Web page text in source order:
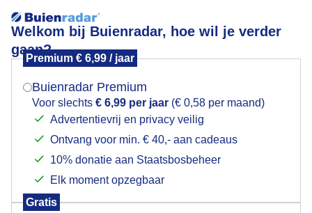
Welkom bij Buienradar, hoe wil je verder
gaan?
Premium € 6,99 / jaar
Buienradar Premium
Voor slechts € 6,99 per jaar (€ 0,58 per maand)
Advertentievrij en privacy veilig
Ontvang voor min. € 40,- aan cadeaus
10% donatie aan Staatsbosbeheer
Elk moment opzegbaar
Gratis
Langzaam trekt de lucht dicht
Mogen we je locatie gebruiken voor het
Indien je hier nog geen akkoord op hebt gegeven,
verschijnt er zo een pop-up uit je browser waarin
Is goed, toon de popup